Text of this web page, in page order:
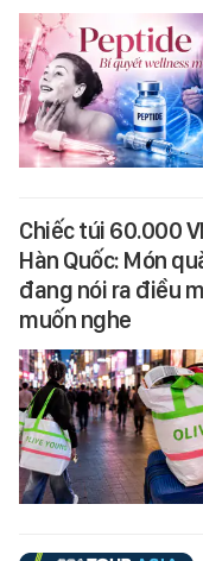
Chiếc túi 60.000
Hàn Quốc: Món
đang nói ra điều
muốn nghe